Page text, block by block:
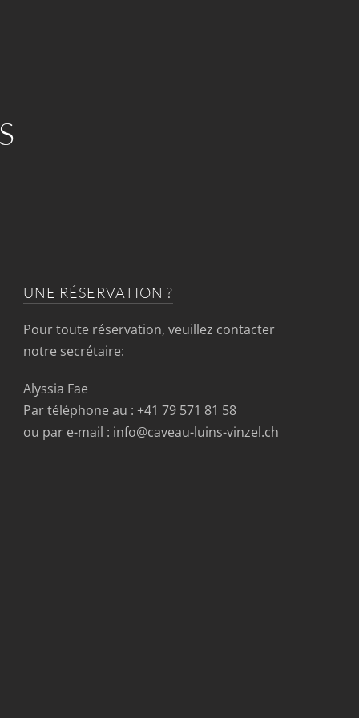
UNE RÉSERVATION ?
Pour toute réservation, veuillez contacter
notre secrétaire:
Alyssia Fae
Par téléphone au : +41 79 571 81 58
ou par e-mail : info@caveau-luins-vinzel.ch